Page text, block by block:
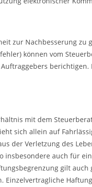
zur Nachbesserung zu
können vom
mit dem
sich allein auf
der Verletzung des
insbesondere auch für
gilt